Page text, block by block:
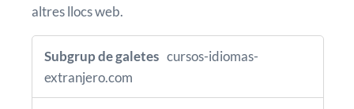
altres llocs web.
Galetes
personalització
cursos-idiomas-
extranjero.com